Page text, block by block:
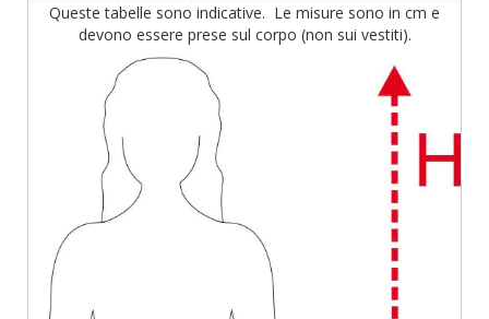
Queste tabelle sono indicative. Le misure sono in cm e
devono essere prese sul corpo (non sui vestiti).